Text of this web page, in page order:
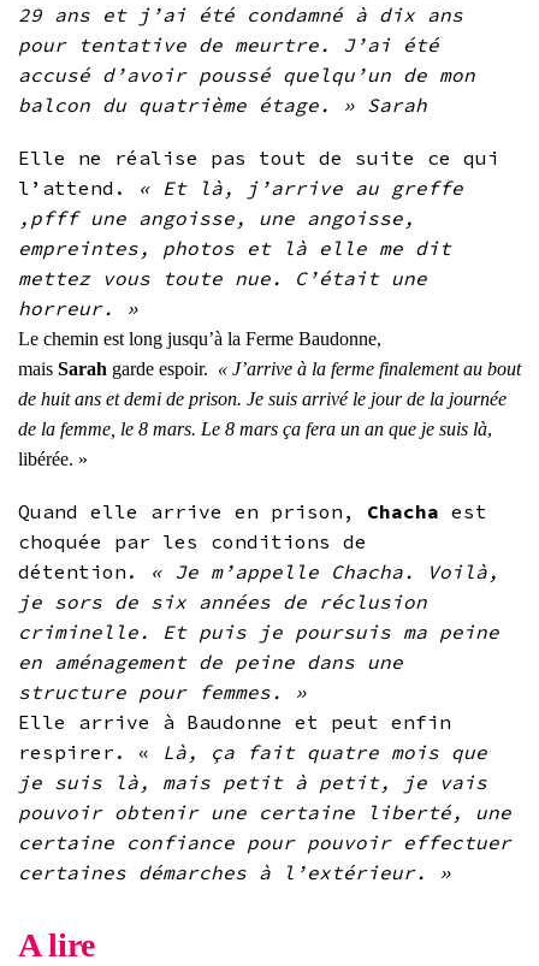
29 ans et j’ai été condamné à dix ans
pour tentative de meurtre. J’ai été
accusé d’avoir poussé quelqu’un de mon
balcon du quatrième étage. » Sarah
Elle ne réalise pas tout de suite ce qui
l’attend. « Et là, j’arrive au greffe
,pfff une angoisse, une angoisse,
empreintes, photos et là elle me dit
mettez vous toute nue. C’était une
horreur. »
Le chemin est long jusqu’à la Ferme Baudonne,
mais Sarah garde espoir. « J’arrive à la ferme finalement au bout
de huit ans et demi de prison. Je suis arrivé le jour de la journée
de la femme, le 8 mars. Le 8 mars ça fera un an que je suis là,
libérée. »
Quand elle arrive en prison, Chacha est
choquée par les conditions de
détention. « Je m’appelle Chacha. Voilà,
je sors de six années de réclusion
criminelle. Et puis je poursuis ma peine
en aménagement de peine dans une
structure pour femmes. »
Elle arrive à Baudonne et peut enfin
respirer. « Là, ça fait quatre mois que
je suis là, mais petit à petit, je vais
pouvoir obtenir une certaine liberté, une
certaine confiance pour pouvoir effectuer
certaines démarches à l’extérieur. »
A lire